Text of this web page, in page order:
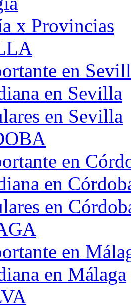
x Provincias
en
en Sevilla
en Sevilla
en
en
en
en
en Málaga